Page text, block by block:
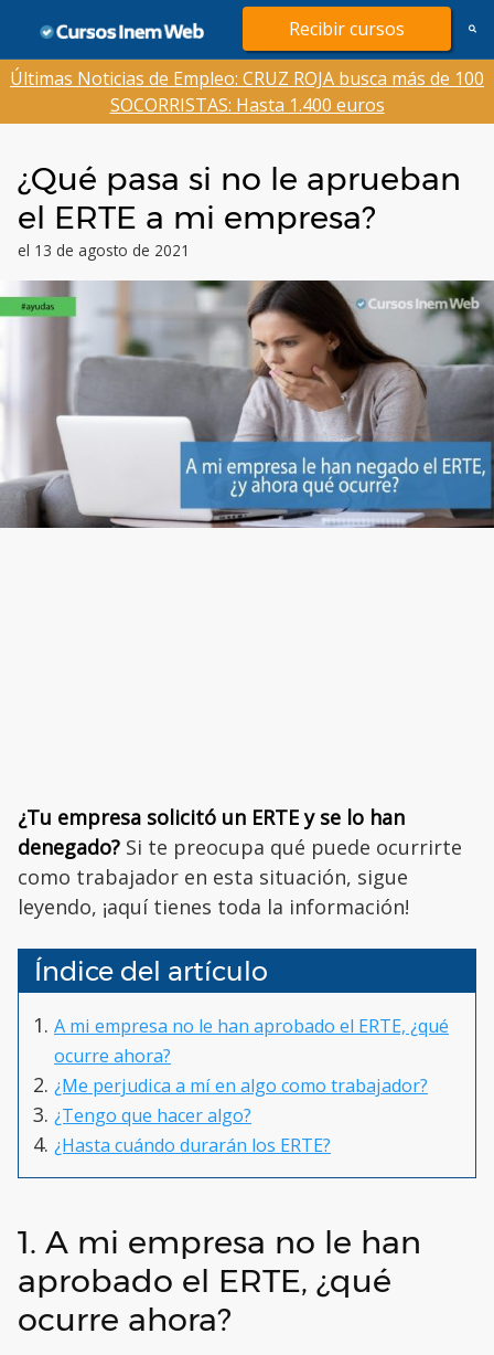
contenido
Recibir cursos
Últimas Noticias de Empleo: CRUZ ROJA busca más de 100
SOCORRISTAS: Hasta 1.400 euros
¿Qué pasa si no le aprueban
el ERTE a mi empresa?
el 13 de agosto de 2021
¿Tu empresa solicitó un ERTE y se lo han
denegado? Si te preocupa qué puede ocurrirte
como trabajador en esta situación, sigue
leyendo, ¡aquí tienes toda la información!
Índice del artículo
A mi empresa no le han aprobado el ERTE, ¿qué
ocurre ahora?
¿Me perjudica a mí en algo como trabajador?
¿Tengo que hacer algo?
¿Hasta cuándo durarán los ERTE?
1. A mi empresa no le han
aprobado el ERTE, ¿qué
ocurre ahora?